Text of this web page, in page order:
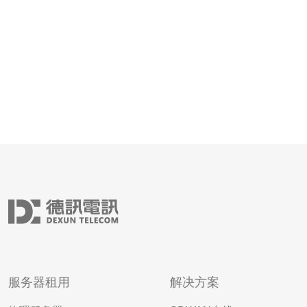
服务器租用 解决方案